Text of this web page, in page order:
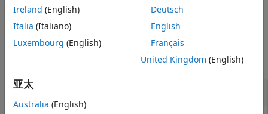
示例
示例
32 位有符号整数的最小值
Ireland (English)
Italia (Italiano)
Luxembourg (English)
Deutsch
English
Français
United Kingdom (English)
亚太
Australia (English)